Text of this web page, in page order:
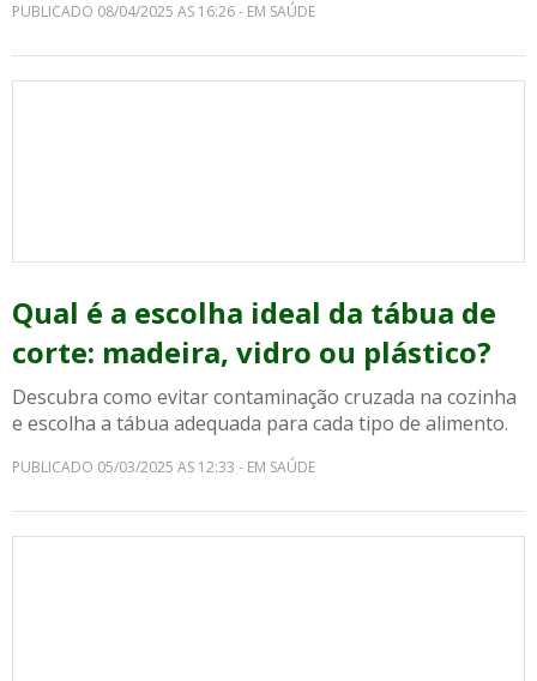
PUBLICADO 08/04/2025 AS 16:26 - EM SAÚDE
Qual é a escolha ideal da tábua de
corte: madeira, vidro ou plástico?
Descubra como evitar contaminação cruzada na cozinha
e escolha a tábua adequada para cada tipo de alimento.
PUBLICADO 05/03/2025 AS 12:33 - EM SAÚDE